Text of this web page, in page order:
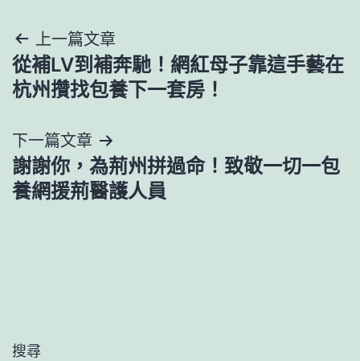
文
章
覽
上一篇文章
從補LV到補奔馳！網紅母子靠這手藝在
杭州攢找包養下一套房！
下一篇文章
謝謝你，為荊州拼過命！致敬一切一包
養網援荊醫護人員
搜尋